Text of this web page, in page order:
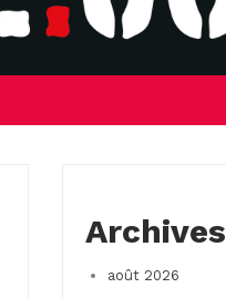
Archives
août 2026